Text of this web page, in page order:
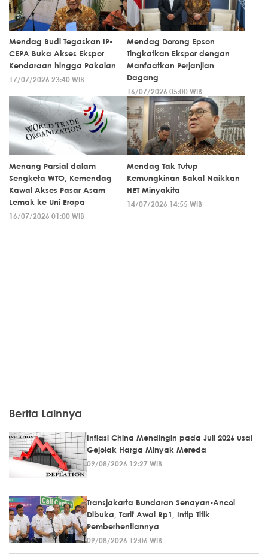
Mendag Budi Tegaskan IP-
CEPA Buka Akses Ekspor
Kendaraan hingga Pakaian
17/07/2026 23:40 WIB
Mendag Dorong Epson
Tingkatkan Ekspor dengan
Manfaatkan Perjanjian
Dagang
16/07/2026 05:00 WIB
Menang Parsial dalam
Sengketa WTO, Kemendag
Kawal Akses Pasar Asam
Lemak ke Uni Eropa
16/07/2026 01:00 WIB
Mendag Tak Tutup
Kemungkinan Bakal Naikkan
HET Minyakita
14/07/2026 14:55 WIB
Berita Lainnya
Inflasi China Mendingin pada Juli 2026 usai
Gejolak Harga Minyak Mereda
09/08/2026 12:27 WIB
Transjakarta Bundaran Senayan-Ancol
Dibuka, Tarif Awal Rp1, Intip Titik
Pemberhentiannya
09/08/2026 12:06 WIB